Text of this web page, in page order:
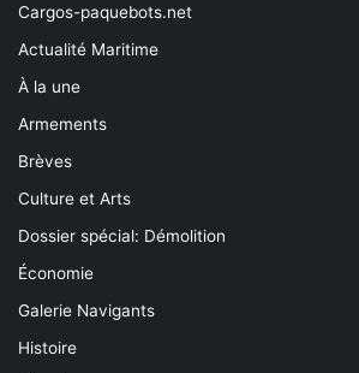
Cargos-paquebots.net
Actualité Maritime
À la une
Armements
Brèves
Culture et Arts
Dossier spécial: Démolition
Économie
Galerie Navigants
Histoire